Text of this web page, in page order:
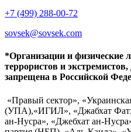
+7 (499) 288-00-72
sovsek@sovsek.com
*Организации и физические
террористов и
запрещена в Российской
«Правый сектор»,
(УПА),«ИГИЛ», «Джабхат
ан-Нусра», «Джебхат ан-